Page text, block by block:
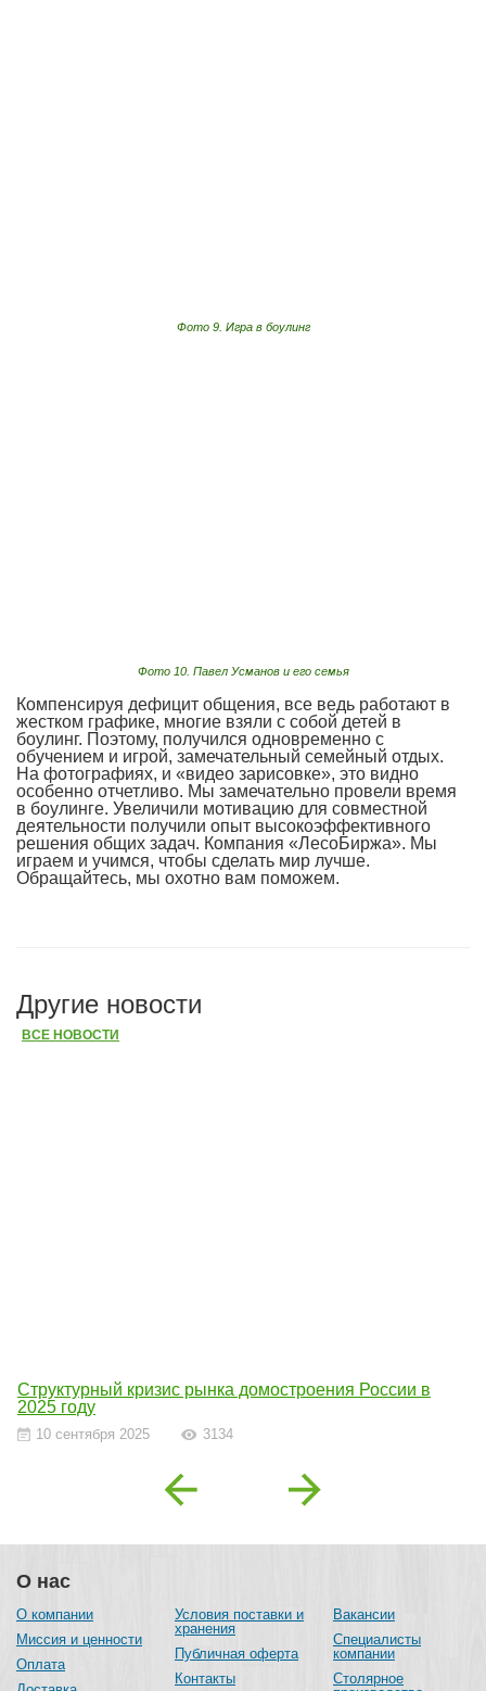
Фото 9. Игра в боулинг
Фото 10. Павел Усманов и его семья
Компенсируя дефицит общения, все ведь работают в
жестком графике, многие взяли с собой детей в
боулинг. Поэтому, получился одновременно с
обучением и игрой, замечательный семейный отдых.
На фотографиях, и «видео зарисовке», это видно
особенно отчетливо. Мы замечательно провели время
в боулинге. Увеличили мотивацию для совместной
деятельности получили опыт высокоэффективного
решения общих задач. Компания «ЛесоБиржа». Мы
играем и учимся, чтобы сделать мир лучше.
Обращайтесь, мы охотно вам поможем.
Другие новости
ВСЕ НОВОСТИ
Структурный кризис рынка домостроения России в
2025 году
10 сентября 2025 3134
Previous Next
О нас
О компании
Миссия и ценности
Оплата
Условия поставки и
хранения
Публичная оферта
Контакты
Вакансии
Специалисты
компании
Столярное